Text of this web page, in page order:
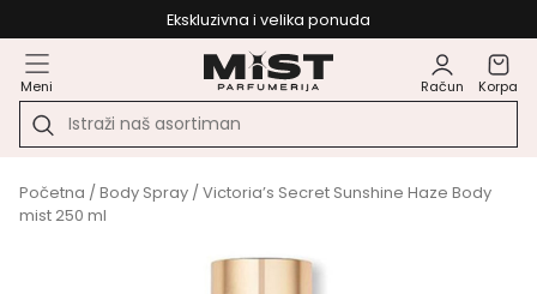
Ekskluzivna i velika ponuda
Meni Račun Korpa
Početna /Body Spray / Victoria’s Secret Sunshine Haze Body
mist 250 ml